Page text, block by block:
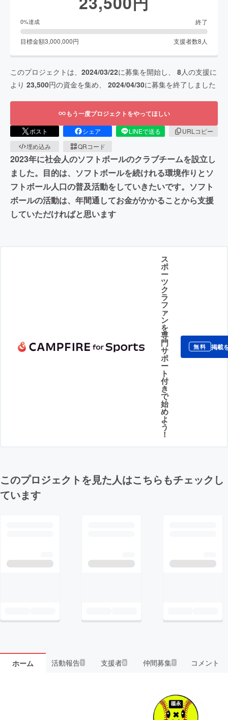
0%達成 終了
目標金額3,000,000円 支援者数8 人
このプロジェクトは、 2024/03/22に募集を開始し、 8人の支援に
より 23,500円の資金を集め、 2024/04/30に募集を終了しました
もう一度プロジェクトをやってほしい
ポスト シェア LINEで送る
URLコピー
埋め込み
QRコード
2023年に社会人のソフトボールのクラブチームを設立し
ました。目的は、ソフトボールを続けれる環境作りとソ
フトボール人口の普及活動をしていきたいです。ソフト
ボールの活動は、年間通してお金がかかることから支援
していただければと思います
ス
ポ
ー
ツ
ク
ラ
フ
ァ
ン
を
専
門
サ
ポ
ー
ト
付
き
で
始
め
よ
う
！
無料 掲載
このプロジェクトを見た人はこちらもチェックし
ています
ホーム 活動報告1 支援者8 仲間募集 1 コメント